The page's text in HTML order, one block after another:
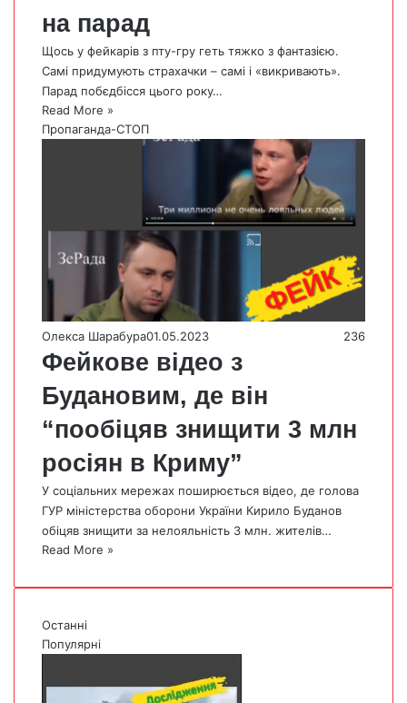
на парад
Щось у фейкарів з пту-гру геть тяжко з фантазією.
Самі придумують страхачки – самі і «викривають».
Парад побєдбісся цього року…
Read More »
Пропаганда-СТОП
Олекса Шарабура01.05.2023 236
Фейкове відео з
Будановим, де він
“пообіцяв знищити 3 млн
росіян в Криму”
У соціальних мережах поширюється відео, де голова
ГУР міністерства оборони України Кирило Буданов
обіцяв знищити за нелояльність 3 млн. жителів…
Read More »
Останні
Популярні